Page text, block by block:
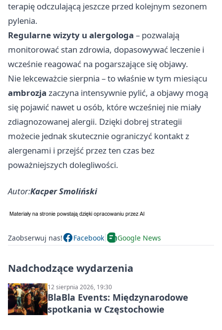
terapię odczulającą jeszcze przed kolejnym sezonem
pylenia.
Regularne wizyty u alergologa – pozwalają
monitorować stan zdrowia, dopasowywać leczenie i
wcześnie reagować na pogarszające się objawy.
Nie lekceważcie sierpnia – to właśnie w tym miesiącu
ambrozja zaczyna intensywnie pylić, a objawy mogą
się pojawić nawet u osób, które wcześniej nie miały
zdiagnozowanej alergii. Dzięki dobrej strategii
możecie jednak skutecznie ograniczyć kontakt z
alergenami i przejść przez ten czas bez
poważniejszych dolegliwości.
Autor:Kacper Smoliński
Zaobserwuj nas! Facebook Google News
Nadchodzące wydarzenia
12 sierpnia 2026, 19:30
BlaBla Events: Międzynarodowe
spotkania w Częstochowie